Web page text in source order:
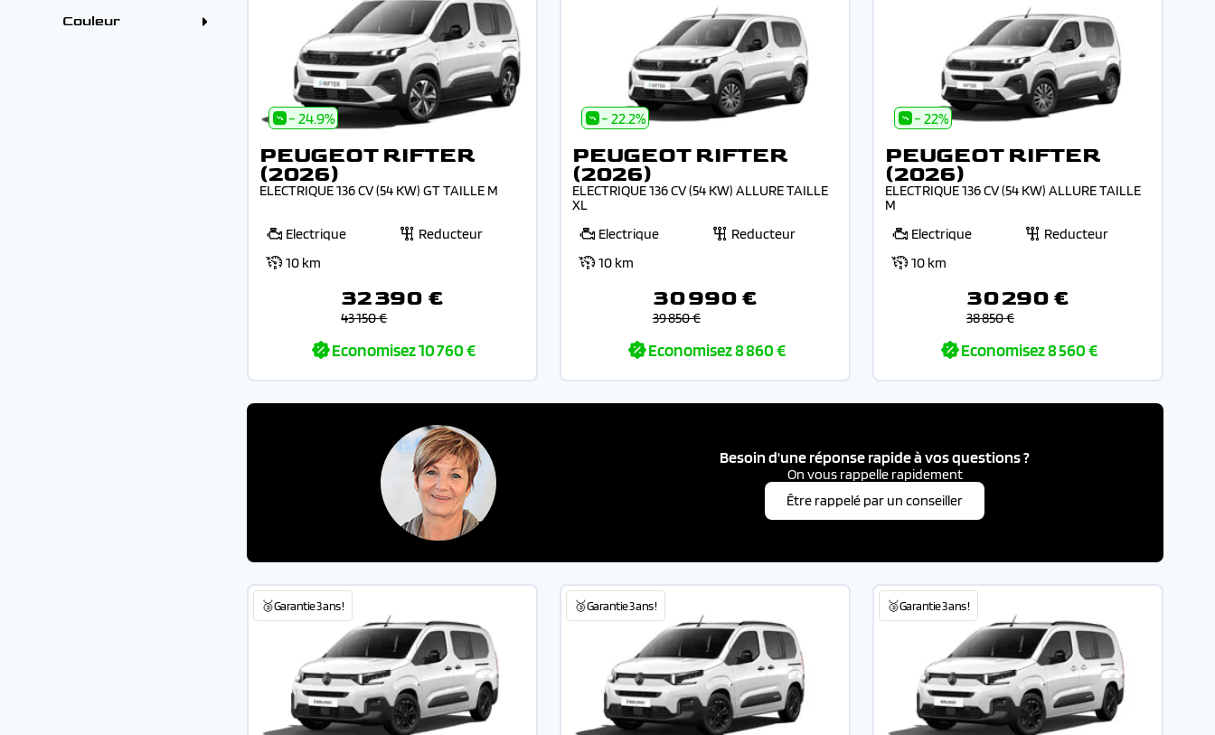
+7 places (2)
Couleur
- 24.9%
PEUGEOT RIFTER
(2026)
ELECTRIQUE 136 CV (54 KW) GT TAILLE M
Electrique
Reducteur
10 km
32 390 €
43 150 €
Economisez10 760 €
- 22.2%
PEUGEOT RIFTER
(2026)
ELECTRIQUE 136 CV (54 KW) ALLURE TAILLE
XL
Electrique
Reducteur
10 km
30 990 €
39 850 €
Economisez8 860 €
- 22%
PEUGEOT RIFTER
(2026)
ELECTRIQUE 136 CV (54 KW) ALLURE TAILLE
M
Electrique
Reducteur
10 km
30 290 €
38 850 €
Economisez8 560 €
Besoin d'une réponse rapide à vos questions ?
On vous rappelle rapidement
Être rappelé par un conseiller
🥉Garantie 3 ans ! 🥉Garantie 3 ans ! 🥉Garantie 3 ans !